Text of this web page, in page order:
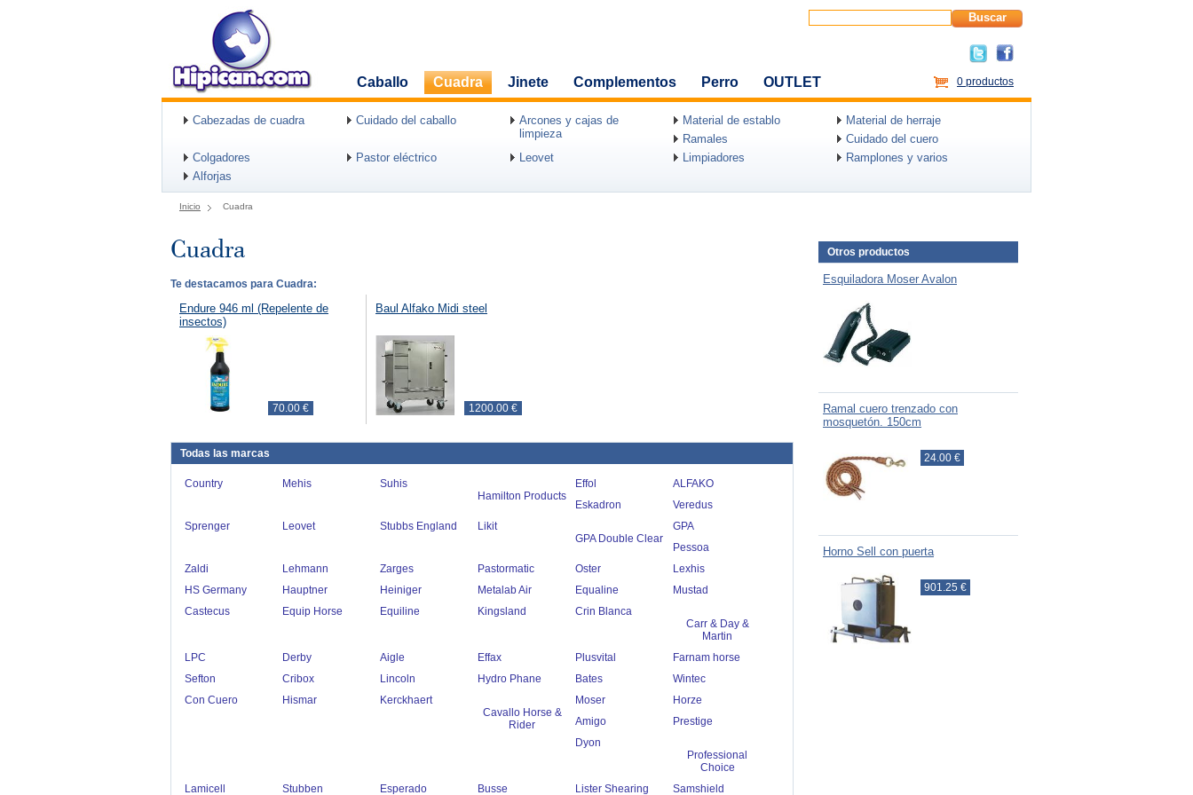
Buscar
Caballo Cuadra Jinete Complementos Perro OUTLET 0 productos
Cabezadas de cuadra Cuidado del caballo
Arcones y cajas de
limpieza
Material de establo
Material de herraje
Ramales
Cuidado del cuero
Colgadores
Pastor eléctrico Leovet Limpiadores
Ramplones y varios
Alforjas
Inicio Cuadra
Cuadra
Te destacamos para Cuadra:
Endure 946 ml (Repelente de
insectos)
70.00 €
Baul Alfako Midi steel
1200.00 €
Todas las marcas
Country Mehis
Suhis
Hamilton Products
Effol
ALFAKO
Eskadron
Veredus
Sprenger
Leovet Stubbs England
Likit
GPA Double Clear
GPA
Pessoa
Zaldi
Lehmann Zarges Pastormatic Oster
Lexhis
HS Germany
Hauptner Heiniger Metalab Air Equaline
Mustad
Castecus
Equip Horse Equiline Kingsland
Crin Blanca
Carr & Day &
Martin
LPC
Derby Aigle Effax Plusvital
Farnam horse
Sefton
Cribox Lincoln Hydro Phane Bates
Wintec
Con Cuero
Hismar
Kerckhaert
Cavallo Horse &
Rider
Moser
Horze
Amigo
Prestige
Dyon
Professional
Choice
Lamicell
Stubben Esperado Busse Lister Shearing Samshield
Otros productos
Esquiladora Moser Avalon
Ramal cuero trenzado con
mosquetón. 150cm
24.00 €
Horno Sell con puerta
901.25 €